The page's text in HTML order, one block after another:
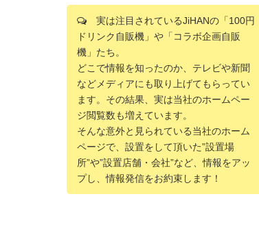
実は注目されているJiHANの「100円
ドリンク自販機」や「コラボ企画自販
機」たち。
どこで情報を知ったのか、テレビや新聞
などメディアにも取り上げてもらってい
ます。その結果、実は当社のホームペー
ジ閲覧数も増えています。
そんな意外と見られている当社のホーム
ページで、設置をして頂いた”設置場
所”や”設置店舗・会社”など、情報をアッ
プし、情報発信をお約束します！